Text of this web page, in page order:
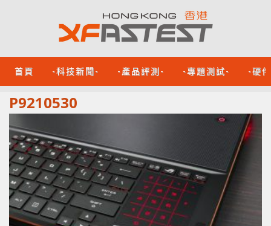
首頁 -科技新聞- -產品評測- -專題測試- -硬
P9210530